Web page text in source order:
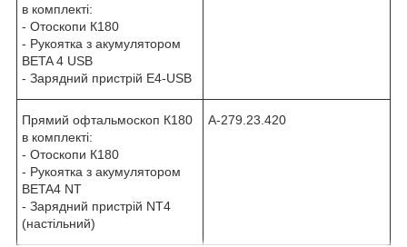
в комплекті:
- Отоскопи К180
- Рукоятка з акумулятором
BETA 4 USB
- Зарядний пристрій Е4-USB
Прямий офтальмоскоп К180
в комплекті:
- Отоскопи К180
- Рукоятка з акумулятором
BETA4 NT
- Зарядний пристрій NT4
(настільний)
А-279.23.420